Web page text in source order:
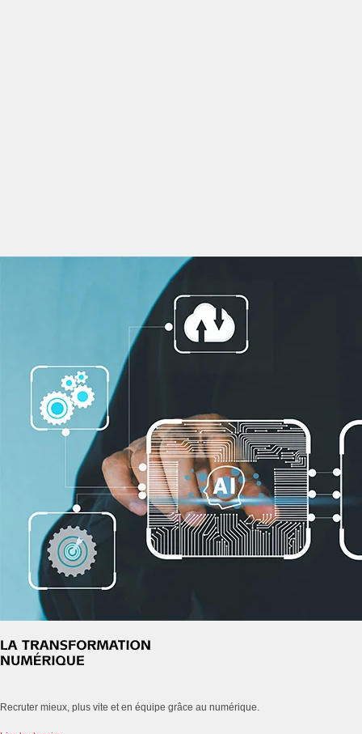
Recruter mieux, plus vite et en équipe grâce au numérique.